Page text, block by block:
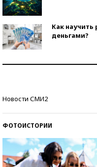
Как научить
деньгами?
Новости СМИ2
ФОТОИСТОРИИ